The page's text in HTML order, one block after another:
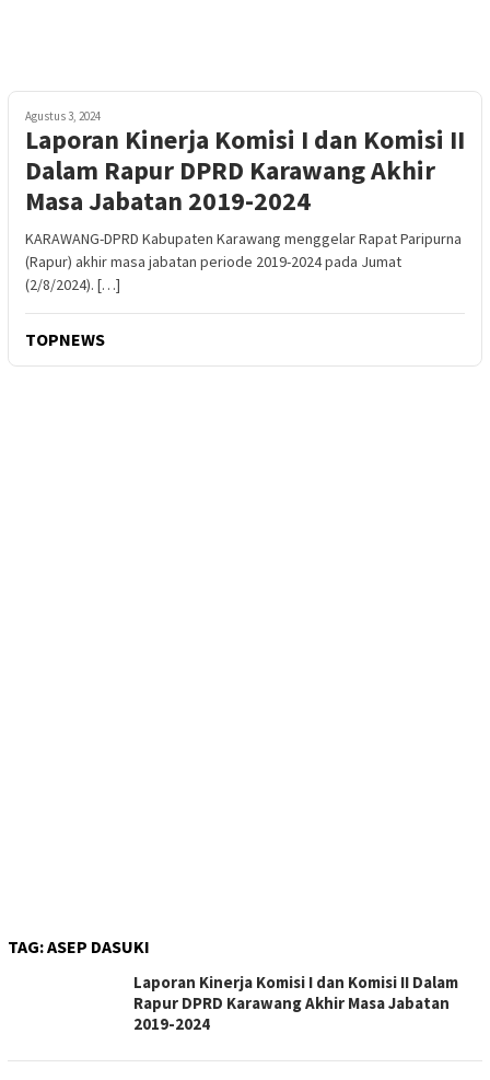
Agustus 3, 2024
Laporan Kinerja Komisi I dan Komisi II
Dalam Rapur DPRD Karawang Akhir
Masa Jabatan 2019-2024
KARAWANG-DPRD Kabupaten Karawang menggelar Rapat Paripurna
(Rapur) akhir masa jabatan periode 2019-2024 pada Jumat
(2/8/2024). […]
TOPNEWS
TAG:ASEP DASUKI
Laporan Kinerja Komisi I dan Komisi II Dalam
Rapur DPRD Karawang Akhir Masa Jabatan
2019-2024